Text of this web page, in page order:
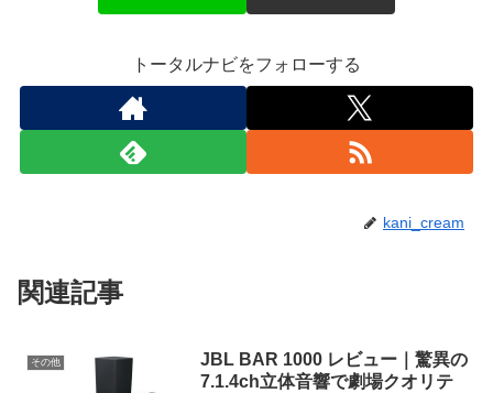
トータルナビをフォローする
kani_cream
関連記事
その他
JBL BAR 1000 レビュー｜驚異の
7.1.4ch立体音響で劇場クオリテ